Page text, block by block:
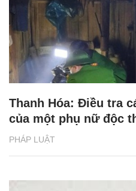
PHÁP LUẬT
Thanh Hóa: Điều tra
của một phụ nữ độc